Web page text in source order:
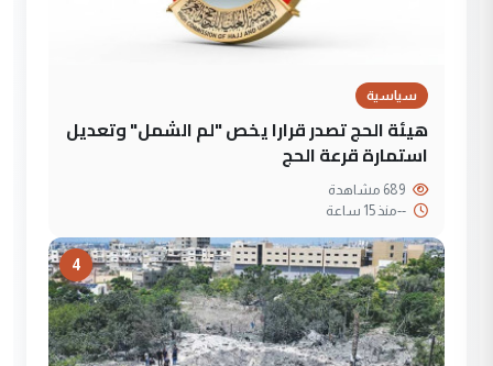
سياسية
هيئة الحج تصدر قرارا يخص "لم الشمل" وتعديل
استمارة قرعة الحج
--منذ 15 ساعة
4